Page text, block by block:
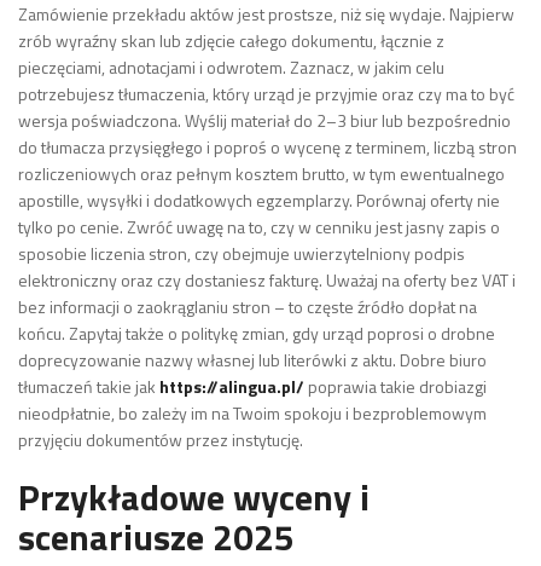
Zamówienie przekładu aktów jest prostsze, niż się wydaje. Najpierw
zrób wyraźny skan lub zdjęcie całego dokumentu, łącznie z
pieczęciami, adnotacjami i odwrotem. Zaznacz, w jakim celu
potrzebujesz tłumaczenia, który urząd je przyjmie oraz czy ma to być
wersja poświadczona. Wyślij materiał do 2–3 biur lub bezpośrednio
do tłumacza przysięgłego i poproś o wycenę z terminem, liczbą stron
rozliczeniowych oraz pełnym kosztem brutto, w tym ewentualnego
apostille, wysyłki i dodatkowych egzemplarzy. Porównaj oferty nie
tylko po cenie. Zwróć uwagę na to, czy w cenniku jest jasny zapis o
sposobie liczenia stron, czy obejmuje uwierzytelniony podpis
elektroniczny oraz czy dostaniesz fakturę. Uważaj na oferty bez VAT i
bez informacji o zaokrąglaniu stron – to częste źródło dopłat na
końcu. Zapytaj także o politykę zmian, gdy urząd poprosi o drobne
doprecyzowanie nazwy własnej lub literówki z aktu. Dobre biuro
tłumaczeń takie jak https://alingua.pl/ poprawia takie drobiazgi
nieodpłatnie, bo zależy im na Twoim spokoju i bezproblemowym
przyjęciu dokumentów przez instytucję.
Przykładowe wyceny i
scenariusze 2025